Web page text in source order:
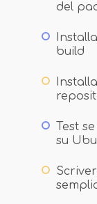
del
build
Test
su